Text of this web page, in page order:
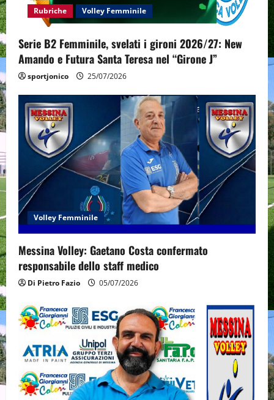
o
n
Rubriche Volley Femminile
Serie B2 Femminile, svelati i gironi 2026/27: New
Amando e Futura Santa Teresa nel “Girone J”
sportjonico 25/07/2026
Volley Femminile
Messina Volley: Gaetano Costa confermato
responsabile dello staff medico
Di Pietro Fazio 05/07/2026